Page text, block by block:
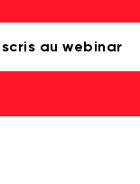
au webinar